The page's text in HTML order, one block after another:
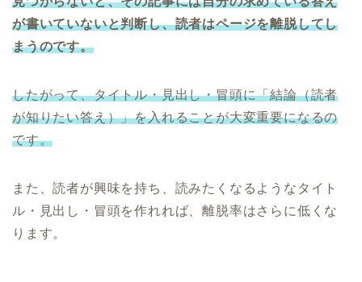
が書いていないと判断し、読者はページを離脱してし
まうのです。
したがって、タイトル・見出し・冒頭に「結論（読者
が知りたい答え）」を入れることが大変重要になるの
です。
また、読者が興味を持ち、読みたくなるようなタイト
ル・見出し・冒頭を作れれば、離脱率はさらに低くな
ります。